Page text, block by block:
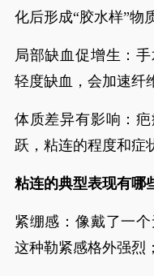
化后形成“胶水样”物
局部缺血促增生：
轻度缺血，会加速纤
体质差异有影响：
跃，粘连的程度和症
粘连的典型表现有哪
紧绷感：像戴了一
这种勒紧感格外强烈；